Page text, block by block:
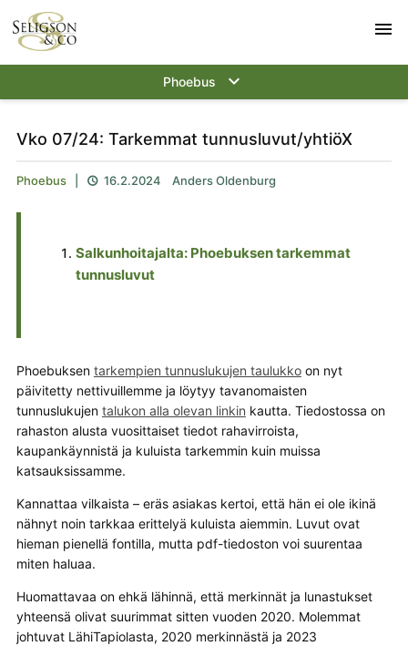
menu
Phoebus keyboard_arrow_down
Vko 07/24: Tarkemmat tunnusluvut/yhtiöX
Phoebus 16.2.2024 Anders Oldenburg
Salkunhoitajalta: Phoebuksen tarkemmat
tunnusluvut
Phoebuksen tarkempien tunnuslukujen taulukkoon nyt
päivitetty nettivuillemme ja löytyy tavanomaisten
tunnuslukujen talukon alla olevan linkin kautta. Tiedostossa on
rahaston alusta vuosittaiset tiedot rahavirroista,
kaupankäynnistä ja kuluista tarkemmin kuin muissa
katsauksissamme.
Kannattaa vilkaista – eräs asiakas kertoi, että hän ei ole ikinä
nähnyt noin tarkkaa erittelyä kuluista aiemmin. Luvut ovat
hieman pienellä fontilla, mutta pdf-tiedoston voi suurentaa
miten haluaa.
Huomattavaa on ehkä lähinnä, että merkinnät ja lunastukset
yhteensä olivat suurimmat sitten vuoden 2020. Molemmat
johtuvat LähiTapiolasta, 2020 merkinnästä ja 2023